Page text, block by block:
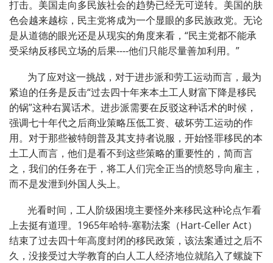
打击。美国走向多民族社会的趋势已经无可逆转。美国的肤
色会越来越棕，民主党将成为一个显眼的多民族政党。无论
是从道德的眼光还是从现实的角度来看，“民主党都不能承
受采纳反移民立场的后果----他们只能尽量善加利用。”
为了应对这一挑战，对于进步派和劳工运动而言，最为
紧迫的任务是反击“过去四十年来本土工人财富下降是移民
的锅”这种右翼话术。进步派需要在反驳这种话术的时候，
强调七十年代之后商业策略压低工资、破坏劳工运动的作
用。对于那些被特朗普及其支持者说服，开始怪罪移民的本
土工人而言，他们是看不到这些策略的重要性的，简而言
之，我们的任务在于，将工人们完全正当的愤怒导向雇主，
而不是发泄到外国人头上。
光看时间，工人阶级困境主要怪外来移民这种论点乍看
上去挺有道理。1965年哈特-塞勒法案（Hart-Celler Act）
结束了过去四十年高度封闭的移民政策，该法案通过之后不
久，没接受过大学教育的白人工人经济地位就陷入了螺旋下